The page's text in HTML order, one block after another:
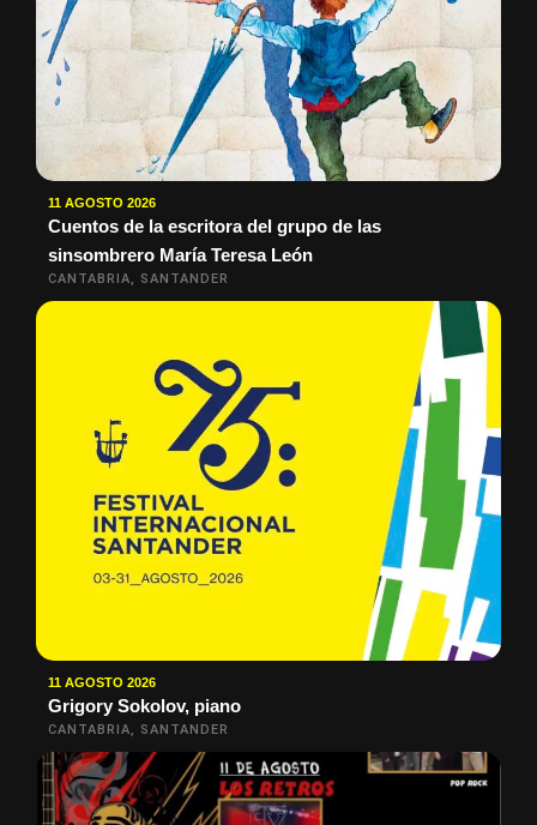
11 AGOSTO 2026
Cuentos de la escritora del grupo de las
sinsombrero María Teresa León
CANTABRIA, SANTANDER
11 AGOSTO 2026
Grigory Sokolov, piano
CANTABRIA, SANTANDER